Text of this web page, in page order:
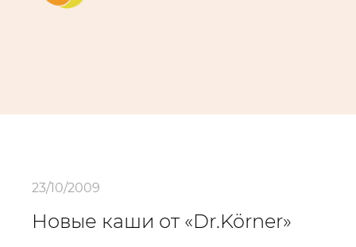
23/10/2009
Новые каши от «Dr.Körner»